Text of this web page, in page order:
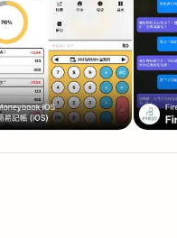
影像製作剪輯調色podcast剪輯